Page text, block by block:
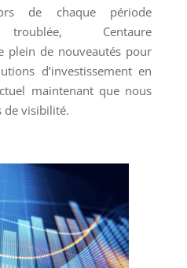
de chaque période
troublée, Centaure
plein de nouveautés pour
d’investissement en
maintenant que nous
de visibilité.